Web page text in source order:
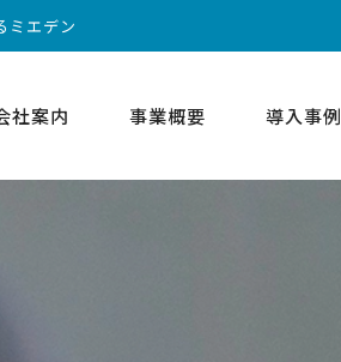
ミエデン
社案内 事業概要 導入事例